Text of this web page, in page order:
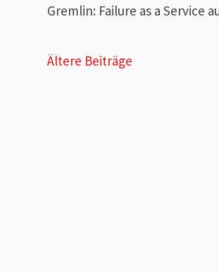
Gremlin: Failure as a Service
Ältere Beiträge